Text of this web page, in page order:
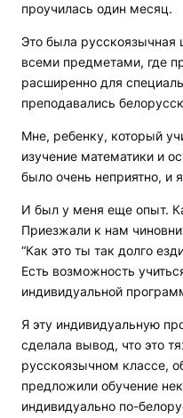
проучилась один месяц.
Это была
всеми предметами, где
расширенно для
преподавались
Мне, ребенку, который
изучение математики и
было очень неприятно, и
И был у меня еще опыт.
Приезжали к нам
“Как это ты так долго
Есть возможность
индивидуальной
Я эту индивидуальную
сделала вывод, что это
русскоязычном классе,
предложили обучение
индивидуально по-